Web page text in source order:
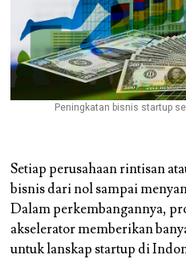
Peningkatan bisnis startup
Setiap perusahaan rintisan
bisnis dari nol sampai
Dalam perkembangannya,
akselerator memberikan
untuk lanskap startup di